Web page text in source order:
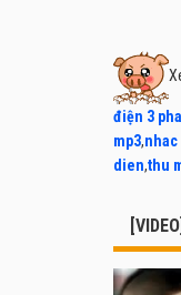
điện 3 pha
mp3,nhac
dien,thu